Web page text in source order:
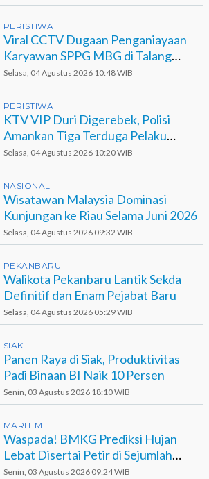
PERISTIWA
Viral CCTV Dugaan Penganiayaan
Karyawan SPPG MBG di Talang
Muandau
Selasa, 04 Agustus 2026 10:48 WIB
PERISTIWA
KTV VIP Duri Digerebek, Polisi
Amankan Tiga Terduga Pelaku
Narkotika
Selasa, 04 Agustus 2026 10:20 WIB
NASIONAL
Wisatawan Malaysia Dominasi
Kunjungan ke Riau Selama Juni 2026
Selasa, 04 Agustus 2026 09:32 WIB
PEKANBARU
Walikota Pekanbaru Lantik Sekda
Definitif dan Enam Pejabat Baru
Selasa, 04 Agustus 2026 05:29 WIB
SIAK
Panen Raya di Siak, Produktivitas
Padi Binaan BI Naik 10 Persen
Senin, 03 Agustus 2026 18:10 WIB
MARITIM
Waspada! BMKG Prediksi Hujan
Lebat Disertai Petir di Sejumlah
Wilayah Riau
Senin, 03 Agustus 2026 09:24 WIB